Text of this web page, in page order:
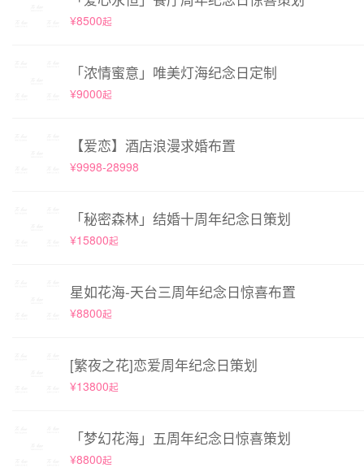
¥8500起
「浓情蜜意」唯美灯海纪念日定制
¥9000起
【爱恋】酒店浪漫求婚布置
¥9998-28998
「秘密森林」结婚十周年纪念日策划
¥15800起
星如花海-天台三周年纪念日惊喜布置
¥8800起
[繁夜之花]恋爱周年纪念日策划
¥13800起
「梦幻花海」五周年纪念日惊喜策划
¥8800起